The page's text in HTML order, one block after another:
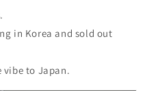
in Korea and sold out
vibe to Japan.